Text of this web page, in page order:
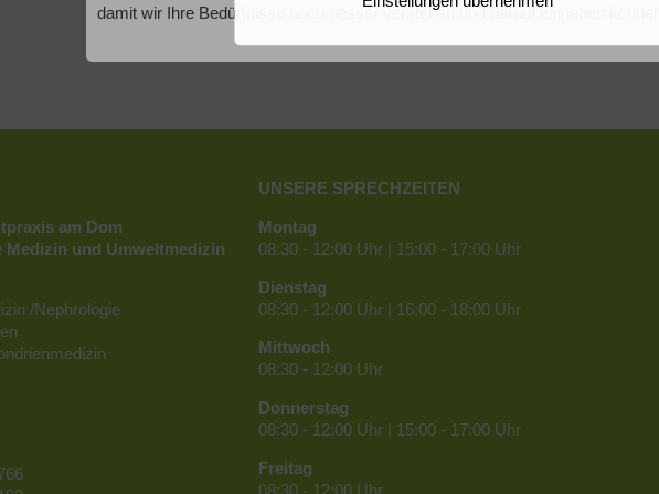
am Dom
Medizin und Umweltmedizin
/Nephrologie
UNSERE SPRECHZEITEN
Montag
08:30 - 12:00 Uhr | 15:00 - 17:00 Uhr
Dienstag
08:30 - 12:00 Uhr | 16:00 - 18:00 Uhr
Mittwoch
08:30 - 12:00 Uhr
Donnerstag
08:30 - 12:00 Uhr | 15:00 - 17:00 Uhr
Freitag
08:30 - 12:00 Uhr
damit wir Ihre Bedürfnisse noch besser verstehen und darauf eingehen können.